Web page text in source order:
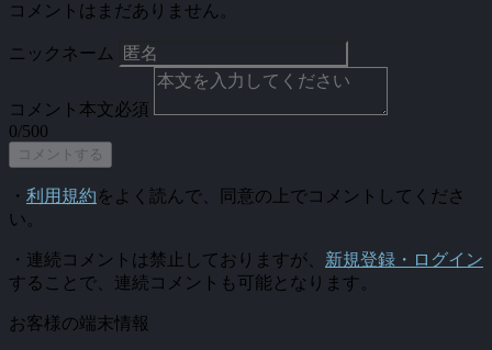
コメントはまだありません。
ニックネーム
コメント本文必須
0/500
コメントする
・ 利用規約をよく読んで、同意の上でコメントしてくださ
い。
・連続コメントは禁止しておりますが、 新規登録・ログイン
することで、連続コメントも可能となります。
お客様の端末情報